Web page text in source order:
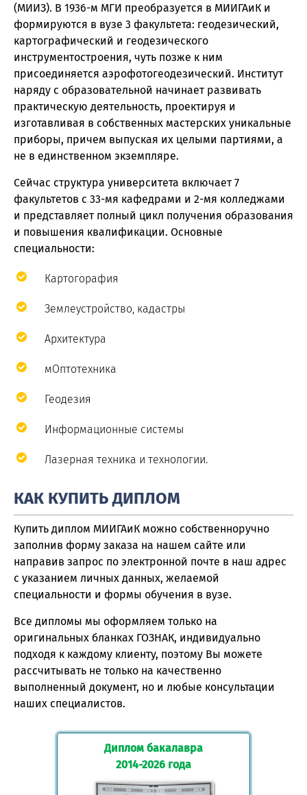
(МИИЗ). В 1936-м МГИ преобразуется в МИИГАиК и
формируются в вузе 3 факультета: геодезический,
картографический и геодезического
инструментостроения, чуть позже к ним
присоединяется аэрофотогеодезический. Институт
наряду с образовательной начинает развивать
практическую деятельность, проектируя и
изготавливая в собственных мастерских уникальные
приборы, причем выпуская их целыми партиями, а
не в единственном экземпляре.
Сейчас структура университета включает 7
факультетов с 33-мя кафедрами и 2-мя колледжами
и представляет полный цикл получения образования
и повышения квалификации. Основные
специальности:
Картогорафия
Землеустройство, кадастры
Архитектура
мОптотехника
Геодезия
Информационные системы
Лазерная техника и технологии.
КАК КУПИТЬ ДИПЛОМ
Купить диплом МИИГАиК можно собственноручно
заполнив форму заказа на нашем сайте или
направив запрос по электронной почте в наш адрес
с указанием личных данных, желаемой
специальности и формы обучения в вузе.
Все дипломы мы оформляем только на
оригинальных бланках ГОЗНАК, индивидуально
подходя к каждому клиенту, поэтому Вы можете
рассчитывать не только на качественно
выполненный документ, но и любые консультации
наших специалистов.
Диплом бакалавра
2014-2026 года